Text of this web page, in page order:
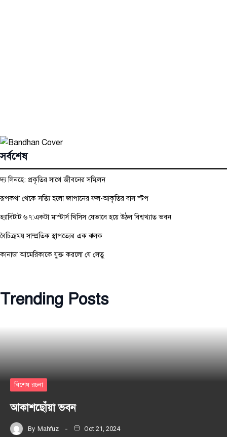
সর্বশেষ
দ্য লিনহে: প্রকৃতির সাথে জীবনের সম্মিলন
রূপকথা থেকে সত্যি হলো জাপানের ফল-আকৃতির বাস স্টপ
হ্যাবিটাট ৬৭:একটা মাস্টার্স থিসিস যেভাবে হয়ে উঠল বিশ্বখ্যাত ভবন
বৈচিত্র্যময় সাম্প্রতিক স্থাপত্যের এক ঝলক
কানাডা আমেরিকাকে যুক্ত করলো যে সেতু
Trending Posts
বিশেষ রচনা
আকাশছোঁয়া ভবন
By Mahfuz Oct 21, 2024